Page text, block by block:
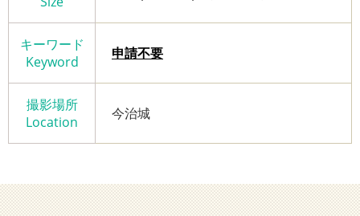
キーワード
Keyword
申請不要
撮影場所
Location
今治城